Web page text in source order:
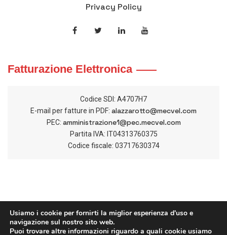
Privacy Policy
Fatturazione Elettronica
Codice SDI: A4707H7
E-mail per fatture in PDF: alazzarotto@mecvel.com
PEC: amministrazione1@pec.mecvel.com
Partita IVA: IT04313760375
Codice fiscale: 03717630374
Usiamo i cookie per fornirti la miglior esperienza d'uso e
navigazione sul nostro sito web.
Puoi trovare altre informazioni riguardo a quali cookie usiamo